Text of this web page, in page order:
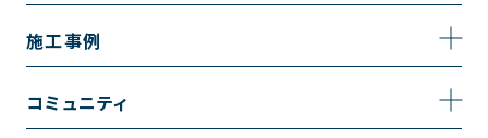
採用情報
キッチンのリフォーム
サービスの流れ
施工事例
施工事例一覧
コミュニティ